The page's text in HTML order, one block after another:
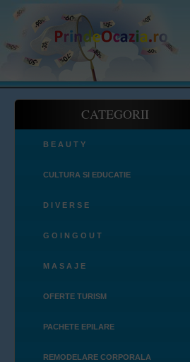
CATEGORII
B E A U T Y
CULTURA SI EDUCATIE
D I V E R S E
G O I N G O U T
M A S A J E
OFERTE TURISM
PACHETE EPILARE
REMODELARE CORPORALA